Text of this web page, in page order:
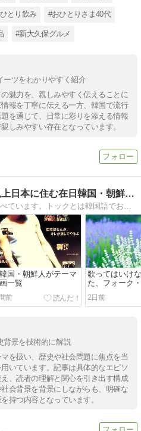
とり飲み #おひとりさま40代
#新大久保グルメ
ーツをわかりやすく紹介
魅力を、親しみやすく伝えることに
報を丁寧に伝える一方、韓国で流行
を通じて、日常に彩りを添える情報
しみやすい存在となっています。
お餅とトック〜100年以上日本に住む在日韓国・朝鮮人の物語〜
在日韓国・朝鮮人について調べています。トックとは韓国語でお餅の事です。私が参考にしたＨＰや動画などの情報を載せています。
国・朝鮮人がテーマ
一覧
前
歌ってはいけ
た、フォーク
ズの「イムジ
2日前
背景を技術的に解説
を扱い、歴史や社会問題に焦点を当
いています。記事は具体的なエピソ
、読者の理解と関心を引き出す構成
会背景を背景にしながらも、明確な
持つ内容となっています。